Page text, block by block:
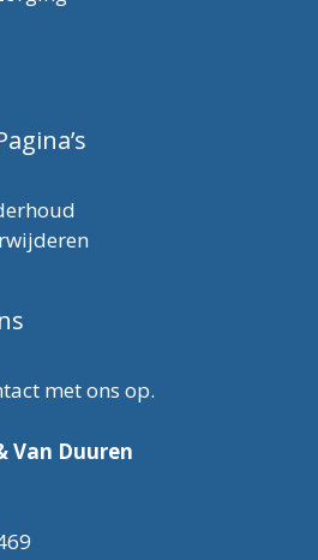
met ons op.
Van Duuren